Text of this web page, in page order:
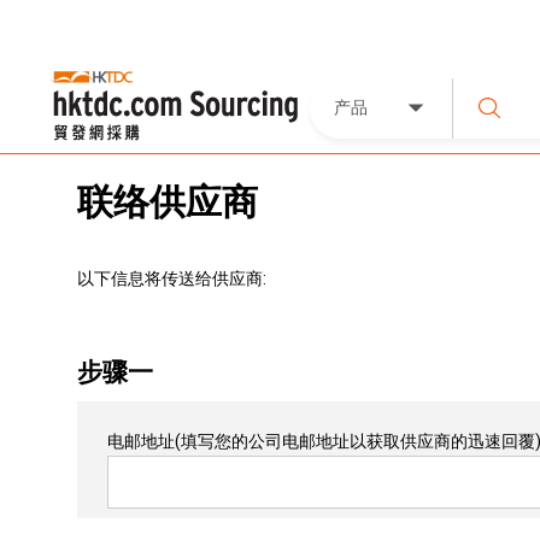
产品
联络供应商
以下信息将传送给供应商:
步骤一
电邮地址(填写您的公司电邮地址以获取供应商的迅速回覆)